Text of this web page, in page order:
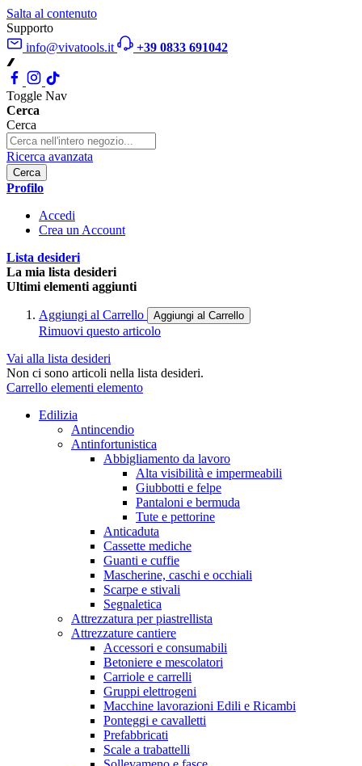
Salta al contenuto
Supporto
info@vivatools.it
+39 0833 691042
Toggle Nav
Cerca
Cerca
Ricerca avanzata
Cerca
Profilo
Accedi
Crea un Account
Lista desideri
La mia lista desideri
Ultimi elementi aggiunti
Aggiungi al Carrello Aggiungi al Carrello
Rimuovi questo articolo
Vai alla lista desideri
Non ci sono articoli nella lista desideri.
Carrello elementi elemento
Edilizia
Antincendio
Antinfortunistica
Abbigliamento da lavoro
Alta visibilità e impermeabili
Giubbotti e felpe
Pantaloni e bermuda
Tute e pettorine
Anticaduta
Cassette mediche
Guanti e cuffie
Mascherine, caschi e occhiali
Scarpe e stivali
Segnaletica
Attrezzatura per piastrellista
Attrezzature cantiere
Accessori e consumabili
Betoniere e mescolatori
Carriole e carrelli
Gruppi elettrogeni
Macchine lavorazioni Edili e Ricambi
Ponteggi e cavalletti
Prefabbricati
Scale a trabattelli